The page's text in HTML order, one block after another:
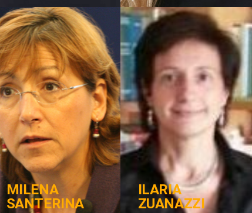
MILENA
SANTERINA
ILARIA
ZUANAZZI